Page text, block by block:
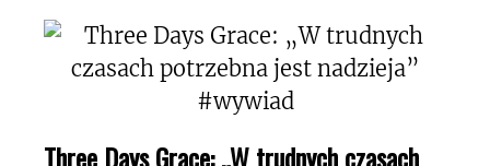
Three Days Grace: „W trudnych czasach